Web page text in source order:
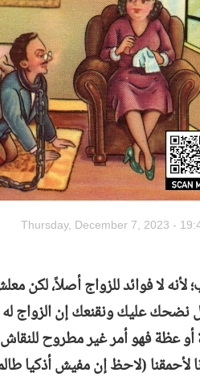
Thursday, December 7, 2023 -
لأنه لا فوائد للزواج أصلاً،
نضحك عليك ونقنعك إن الزواج
عظة فهو أمر غير مطروح
لأحمقنا (لاحظ إن مفيش أذكيا